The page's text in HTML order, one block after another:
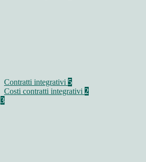
Contratti integrativi 5
Costi contratti integrativi 2
3